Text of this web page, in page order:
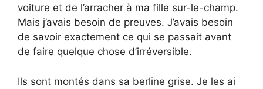
voiture et de l’arracher à ma fille sur-le-champ.
Mais j’avais besoin de preuves. J’avais besoin
de savoir exactement ce qui se passait avant
de faire quelque chose d’irréversible.
Ils sont montés dans sa berline grise. Je les ai